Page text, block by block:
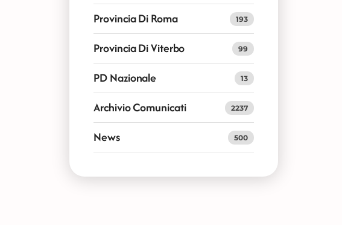
Provincia Di Roma 193
Provincia Di Viterbo 99
PD Nazionale 13
Archivio Comunicati 2237
News 500